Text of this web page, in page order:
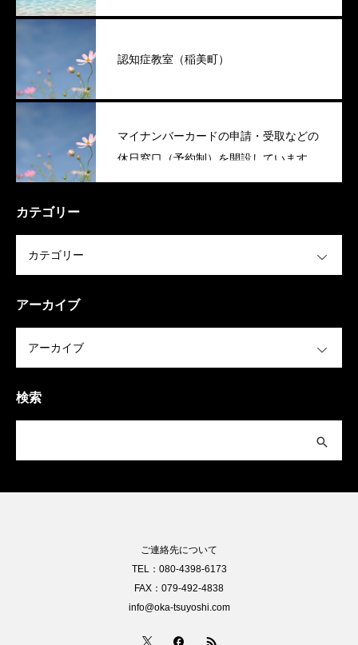
認知症教室（稲美町）
マイナンバーカードの申請・受取などの
休日窓口（予約制）を開設しています
（稲美町）
カテゴリー
アーカイブ
検索
ご連絡先について
TEL：080-4398-6173
FAX：079-492-4838
info@oka-tsuyoshi.com